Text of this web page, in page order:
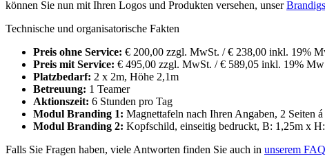
können Sie nun mit Ihren Logos und Produkten versehen, unser
Technische und organisatorische Fakten
Preis ohne Service: € 200,00 zzgl. MwSt. / € 238,00 inkl. 19%
Preis mit Service: € 495,00 zzgl. MwSt. / € 589,05 inkl. 19%
Platzbedarf: 2 x 2m, Höhe 2,1m
Betreuung: 1 Teamer
Aktionszeit: 6 Stunden pro Tag
Modul Branding 1: Magnettafeln nach Ihren Angaben, 2 Seiten
Modul Branding 2: Kopfschild, einseitig bedruckt, B: 1,25m x
Falls Sie Fragen haben, viele Antworten finden Sie auch in unserem FAQ